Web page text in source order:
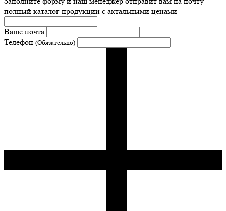
полный каталог продукции с актальными ценами
Ваше почта
Телефон (Обязательно)